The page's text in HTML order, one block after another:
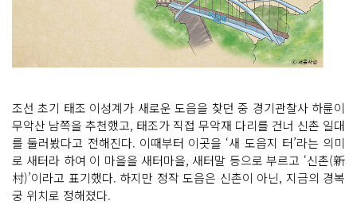
조선 초기 태조 이성계가 새로운 도읍을 찾던 중 경기관찰사 하륜이
무악산 남쪽을 추천했고, 태조가 직접 무악재 다리를 건너 신촌 일대
를 둘러봤다고 전해진다. 이때부터 이곳을 ‘새 도읍지 터’라는 의미
로 새터라 하여 이 마을을 새터마을, 새터말 등으로 부르고 ‘신촌(新
村)’이라고 표기했다. 하지만 정작 도읍은 신촌이 아닌, 지금의 경복
궁 위치로 정해졌다.